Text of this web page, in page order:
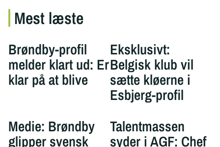
Mest læste
Brøndby-profil
melder klart ud: Er
klar på at blive
Eksklusivt:
Belgisk klub vil
sætte kløerne i
Esbjerg-profil
Medie: Brøndby
glipper svensk
Talentmassen
syder i AGF: Chef